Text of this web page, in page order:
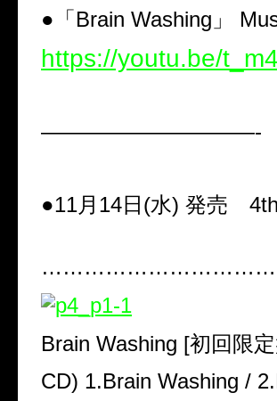
● 「 Brain Washing 」
https://youtu.be/
——————————-
●11月 14日(水) 発売
Brain Washing [初回限
CD) 1.Brain Washing /